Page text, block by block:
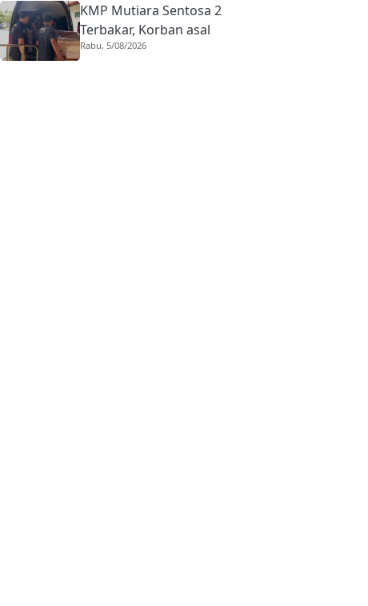
Persen
KMP Mutiara Sentosa 2
Terbakar, Korban asal
Sumbar Rino Eka Putra
Rabu, 5/08/2026